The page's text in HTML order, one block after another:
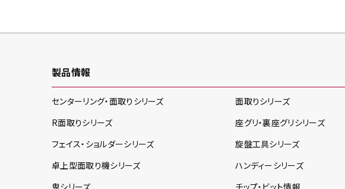
製品情報
センターリング・面取り シリーズ 面取りシリーズ
R面取りシリーズ 座グリ・裏座グリシリーズ
フェイス・ショルダーシリーズ 旋盤工具シリーズ
卓上型面取り機シリーズ ハンディーシリーズ
鬼シリーズ チップ・ビット情報